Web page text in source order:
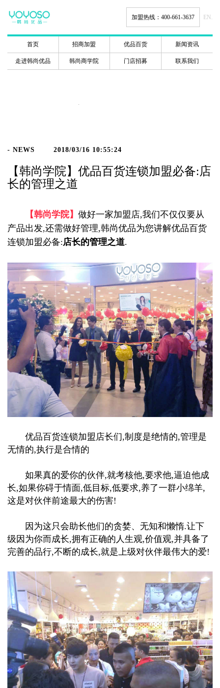
加盟热线：400-661-3637 EN.
首页 招商加盟 优品百货 新闻资讯
走进韩尚优品 韩尚商学院 门店招募 联系我们
- NEWS 2018/03/16 10:55:24
【韩尚学院】优品百货连锁加盟必备:店
长的管理之道
【韩尚学院】 做好一家加盟店,我们不仅仅要从
产品出发,还需做好管理,韩尚优品为您讲解优品百货
连锁加盟必备:店长的管理之道.
优品百货连锁加盟店长们,制度是绝情的,管理是
无情的,执行是合情的
如果真的爱你的伙伴,就考核他,要求他,逼迫他成
长,如果你碍于情面,低目标,低要求,养了一群小绵羊,
这是对伙伴前途最大的伤害!
因为这只会助长他们的贪婪、无知和懒惰.让下
级因为你而成长,拥有正确的人生观,价值观,并具备了
完善的品行,不断的成长,就是上级对伙伴最伟大的爱!